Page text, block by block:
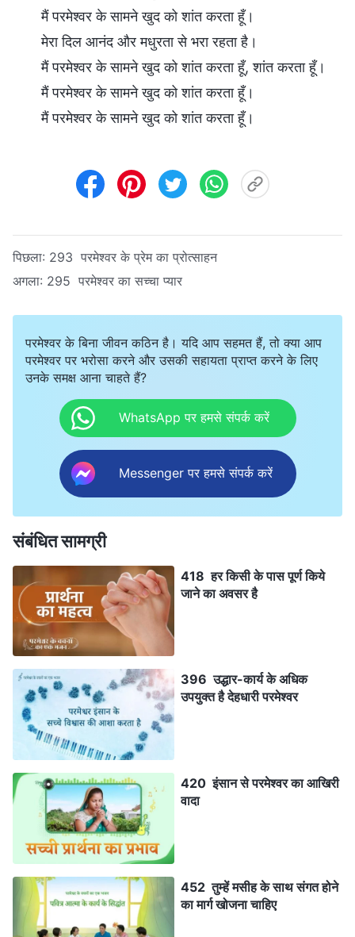
मैं परमेश्वर के सामने खुद को शांत करता हूँ।
मेरा दिल आनंद और मधुरता से भरा रहता है।
मैं परमेश्वर के सामने खुद को शांत करता हूँ, शांत करता हूँ।
मैं परमेश्वर के सामने खुद को शांत करता हूँ।
मैं परमेश्वर के सामने खुद को शांत करता हूँ।
पिछला: 293 परमेश्वर के प्रेम का प्रोत्साहन
अगला: 295 परमेश्वर का सच्चा प्यार
परमेश्वर के बिना जीवन कठिन है। यदि आप सहमत हैं, तो क्या आप
परमेश्वर पर भरोसा करने और उसकी सहायता प्राप्त करने के लिए
उनके समक्ष आना चाहते हैं?
WhatsApp पर हमसे संपर्क करें
Messenger पर हमसे संपर्क करें
संबंधित सामग्री
418 हर किसी के पास पूर्ण किये
जाने का अवसर है
396 उद्धार-कार्य के अधिक
उपयुक्त है देहधारी परमेश्वर
420 इंसान से परमेश्वर का आखिरी
वादा
452 तुम्हें मसीह के साथ संगत होने
का मार्ग खोजना चाहिए